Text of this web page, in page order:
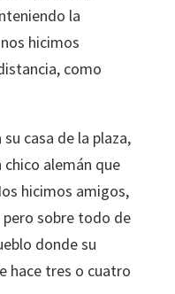
la
hicimos
como
casa de la plaza,
chico alemán que
hicimos amigos,
pero sobre todo de
donde su
hace tres o cuatro